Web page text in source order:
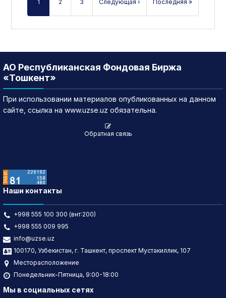
1 2 3 Следующая › Последняя »
АО Республиканская Фондовая Биржа
«Тошкент»
При использовании материалов опубликованных на данном
сайте, ссылка на www.uzse.uz обязательна.
Обратная связь
Наши контакты
+998 555 100 300 (внт:200)
+998 555 009 995
info@uzse.uz
100170, Узбекистан, г. Ташкент, проспект Мустакиллик, 107
Месторасположение
Понедельник-Пятница, 9:00-18:00
Мы в социальных сетях